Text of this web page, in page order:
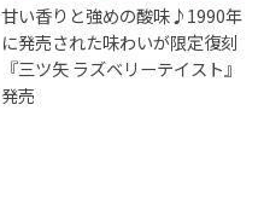
甘い香りと強めの酸味♪1990年
に発売された味わいが限定復刻
『三ツ矢 ラズベリーテイスト』
発売